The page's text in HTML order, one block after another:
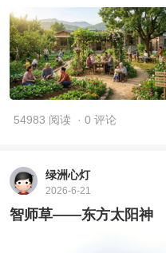
54983 阅读 · 0 评论
绿洲心灯
2026-6-21
智师草——东方太阳神